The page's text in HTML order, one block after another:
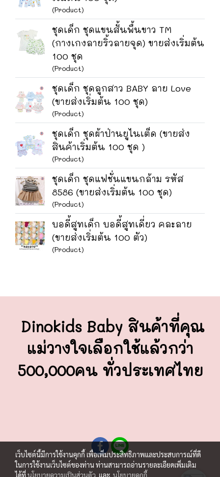
(Product)
ชุดเด็ก ชุดแขนสั้นพื้นขาว TM
(กางเกงลายริ้วลายจุด) ขายส่งเริ่มต้น
100 ชุด
(Product)
ชุดเด็ก ชุดลูกสาว BABY ลาย Love
(ขายส่งเริ่มต้น 100 ชุด)
(Product)
ชุดเด็ก ชุดผ้าป่านยูไนเต็ด (ขายส่ง
สินค้าเริ่มต้น 100 ชุด )
(Product)
ชุดเด็ก ชุดแฟชั่นแขนกล้าม รหัส
8586 (ขายส่งเริ่มต้น 100 ชุด)
(Product)
บอดี้สูทเด็ก บอดี้สูทเดี่ยว คละลาย
(ขายส่งเริ่มต้น 100 ตัว)
(Product)
Dinokids Baby สินค้าที่คุณ
แม่วางใจเลือกใช้แล้วกว่า
500,000คน ทั่วประเทศไทย
เว็บไซต์นี้มีการใช้งานคุกกี้ เพื่อเพิ่มประสิทธิภาพและประสบการณ์ที่ดี
ในการใช้งานเว็บไซต์ของท่าน ท่านสามารถอ่านรายละเอียดเพิ่มเติม
ได้ที่นโยบายความเป็นส่วนตัว และ นโยบายคุกกี้